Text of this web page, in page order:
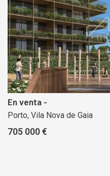
En venta -
Porto, Vila Nova de Gaia
705 000 €